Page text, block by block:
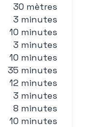
30 mètres
3 minutes
10 minutes
3 minutes
10 minutes
35 minutes
12 minutes
3 minutes
8 minutes
10 minutes